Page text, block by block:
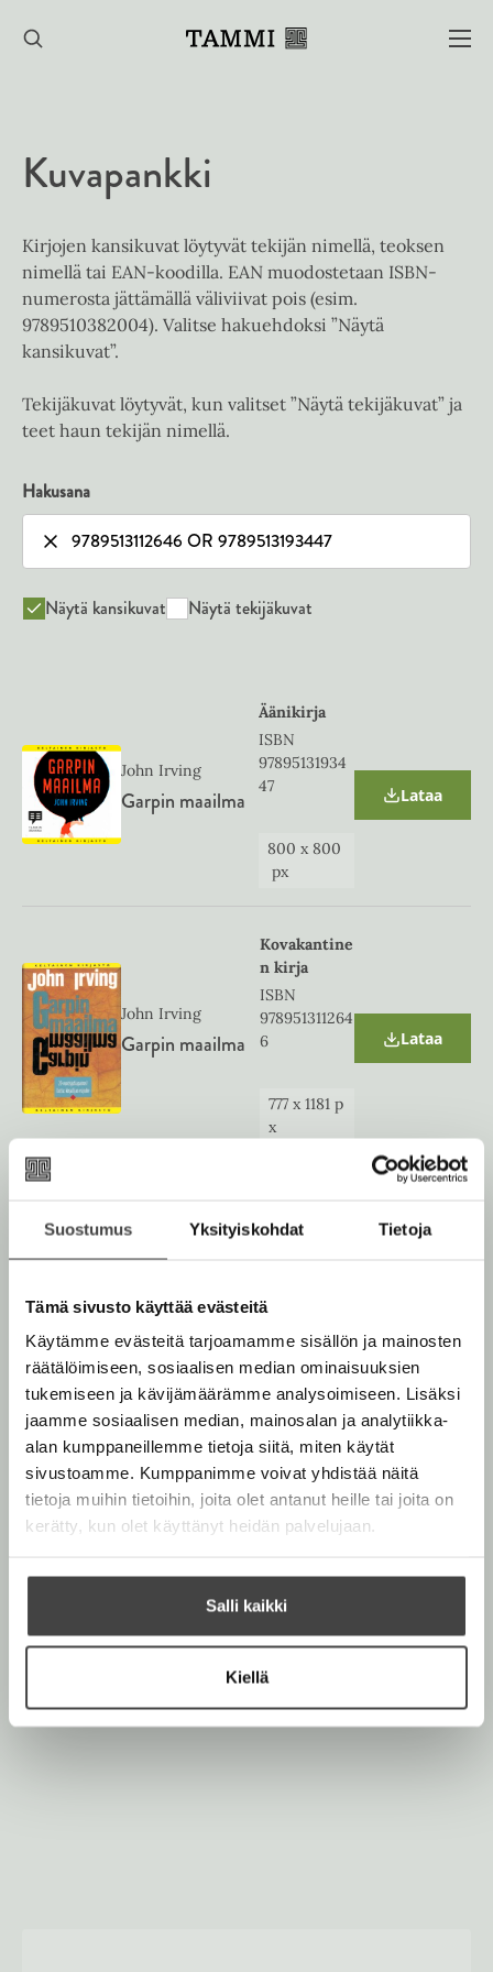
Suostumus Yksityiskohdat Tietoja
Tämä sivusto käyttää evästeitä
Käytämme evästeitä tarjoamamme sisällön ja mainosten
räätälöimiseen, sosiaalisen median ominaisuuksien
tukemiseen ja kävijämäärämme analysoimiseen. Lisäksi
jaamme sosiaalisen median, mainosalan ja analytiikka-
alan kumppaneillemme tietoja siitä, miten käytät
sivustoamme. Kumppanimme voivat yhdistää näitä
tietoja muihin tietoihin, joita olet antanut heille tai joita on
kerätty, kun olet käyttänyt heidän palvelujaan.
Salli kaikki
Kiellä
sisältöön
Kuvapankki
Kirjojen kansikuvat löytyvät tekijän nimellä, teoksen
nimellä tai EAN-koodilla. EAN muodostetaan ISBN-
numerosta jättämällä väliviivat pois (esim.
9789510382004). Valitse hakuehdoksi ”Näytä
kansikuvat”.
Tekijäkuvat löytyvät, kun valitset ”Näytä tekijäkuvat” ja
teet haun tekijän nimellä.
Hakusana
Näytä kansikuvat Näytä tekijäkuvat
John Irving
Garpin maailma
Äänikirja
ISBN
97895131934
47
800 x 800
px
O
p
Lataa
John Irving
Garpin maailma
Kovakantine
n kirja
ISBN
978951311264
6
777x1181p
x
O
p
i
n
n
t
Lataa